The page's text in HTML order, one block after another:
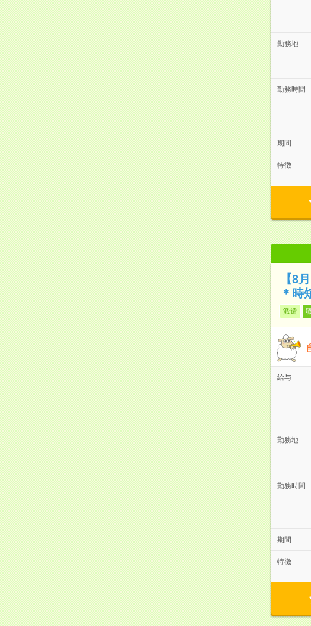
勤務地
勤務時間
期間
特徴
【8
＊時
派遣
給与
勤務地
勤務時間
期間
特徴